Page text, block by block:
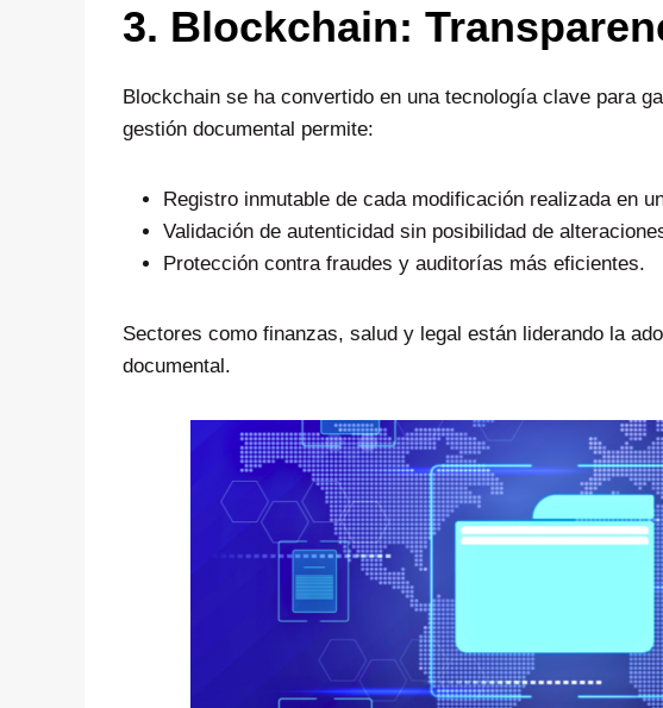
3. Blockchain:
Blockchain se ha convertido en una tecnología clave para
gestión documental permite:
Registro inmutable de cada modificación realizada en
Validación de autenticidad sin posibilidad de
Protección contra fraudes y auditorías más eficientes.
Sectores como finanzas, salud y legal están liderando la
documental.